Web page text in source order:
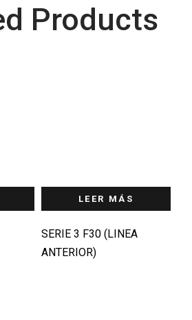
Products
LEER MÁS
SERIE 3 F30 (LINEA
ANTERIOR)